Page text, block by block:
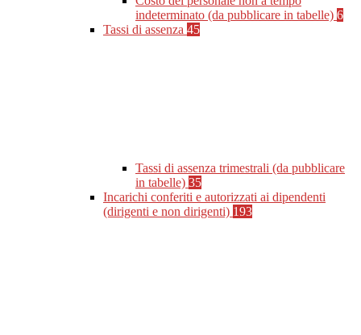
indeterminato (da pubblicare in tabelle) 6
Tassi di assenza 45
Tassi di assenza trimestrali (da pubblicare
in tabelle) 35
Incarichi conferiti e autorizzati ai dipendenti
(dirigenti e non dirigenti) 193